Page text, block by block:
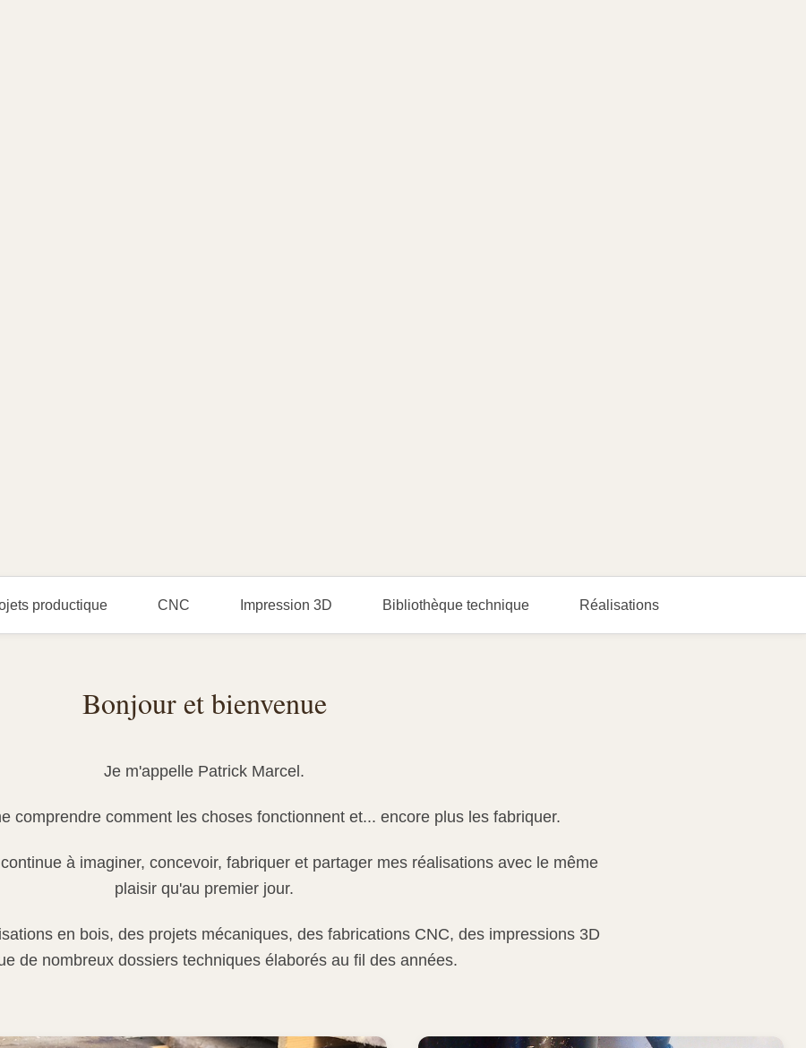
productique CNC Impression 3D Bibliothèque technique Réalisations
Bonjour et bienvenue
Je m'appelle Patrick Marcel.
comprendre comment les choses fonctionnent et... encore plus les fabriquer.
à imaginer, concevoir, fabriquer et partager mes réalisations avec le même
plaisir qu'au premier jour.
en bois, des projets mécaniques, des fabrications CNC, des impressions 3D
de nombreux dossiers techniques élaborés au fil des années.